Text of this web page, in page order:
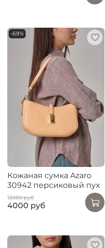
-69%
Кожаная сумка Azaro
30942 персиковый пух
12980 руб
4000 руб